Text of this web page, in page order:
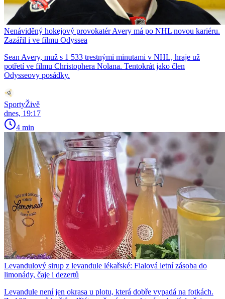
Nenáviděný hokejový provokatér Avery má po NHL novou kariéru.
Zazářil i ve filmu Odyssea
Sean Avery, muž s 1 533 trestnými minutami v NHL, hraje už
potřetí ve filmu Christophera Nolana. Tentokrát jako člen
Odysseovy posádky.
SportyŽivě
dnes, 19:17
4 min
Levandulový sirup z levandule lékařské: Fialová letní zásoba do
limonády, čaje i dezertů
Levandule není jen okrasa u plotu, která dobře vypadá na fotkách.